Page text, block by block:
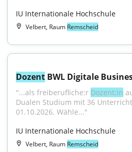
IU Internationale Hochschule
Velbert, Raum Remscheid
Dozent BWL Digitale
"...als freiberufliche:r Dozent:in
Dualen Studium mit 36
01.10.2026. Wähle..."
IU Internationale Hochschule
Velbert, Raum Remscheid